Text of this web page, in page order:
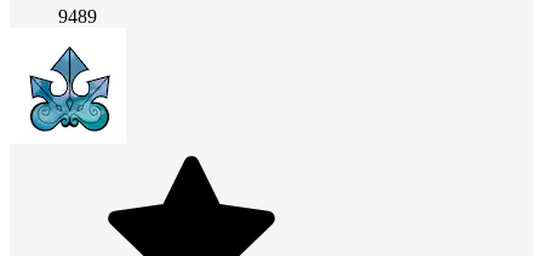
9489